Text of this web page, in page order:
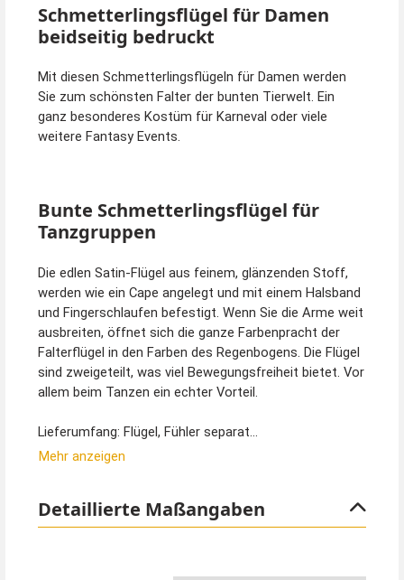
Schmetterlingsflügel für Damen
beidseitig bedruckt
Mit diesen Schmetterlingsflügeln für Damen werden
Sie zum schönsten Falter der bunten Tierwelt. Ein
ganz besonderes Kostüm für Karneval oder viele
weitere Fantasy Events.
Bunte Schmetterlingsflügel für
Tanzgruppen
Die edlen Satin-Flügel aus feinem, glänzenden Stoff,
werden wie ein Cape angelegt und mit einem Halsband
und Fingerschlaufen befestigt. Wenn Sie die Arme weit
ausbreiten, öffnet sich die ganze Farbenpracht der
Falterflügel in den Farben des Regenbogens. Die Flügel
sind zweigeteilt, was viel Bewegungsfreiheit bietet. Vor
allem beim Tanzen ein echter Vorteil.
Lieferumfang: Flügel, Fühler separat
bedruckt, d.h. satt leuchtende Farben von beiden
Seiten. Produktionstechnisch kann immer nur eine
Mehr anzeigen
Detaillierte Maßangaben